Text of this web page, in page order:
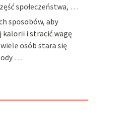
społeczeństwa, …
sposobów, aby
kalorii i stracić wagę
osób stara się
…